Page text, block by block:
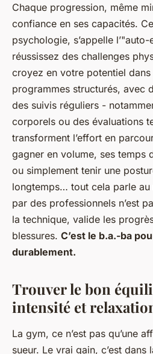
Chaque progression, même
confiance en ses capacités.
psychologie, s’appelle
réussissez des challenges
croyez en votre potentiel dans
programmes structurés, avec
des suivis réguliers -
corporels ou des évaluations
transforment l’effort en
gagner en volume, ses temps
ou simplement tenir une
longtemps… tout cela parle au
par des professionnels n’est
la technique, valide les
blessures. C’est le b.a.-ba
durablement.
Trouver le bon
intensité et
La gym, ce n’est pas qu’une
sueur. Le vrai gain, c’est dans